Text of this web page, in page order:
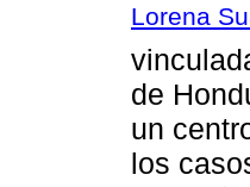
Lorena
de
un
los